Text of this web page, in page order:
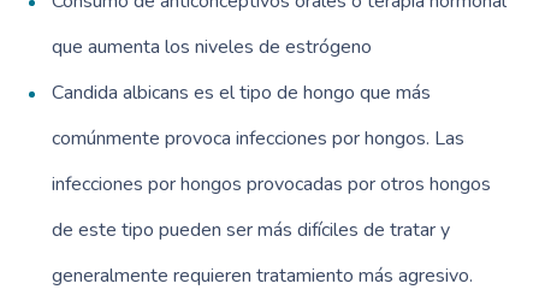
que aumenta los niveles de estrógeno
Candida albicans es el tipo de hongo que más
comúnmente provoca infecciones por hongos. Las
infecciones por hongos provocadas por otros hongos
de este tipo pueden ser más difíciles de tratar y
generalmente requieren tratamiento más agresivo.